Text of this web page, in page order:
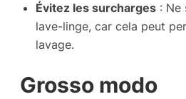
Évitez les surcharges : Ne
lave-linge, car cela peut
lavage.
Grosso modo